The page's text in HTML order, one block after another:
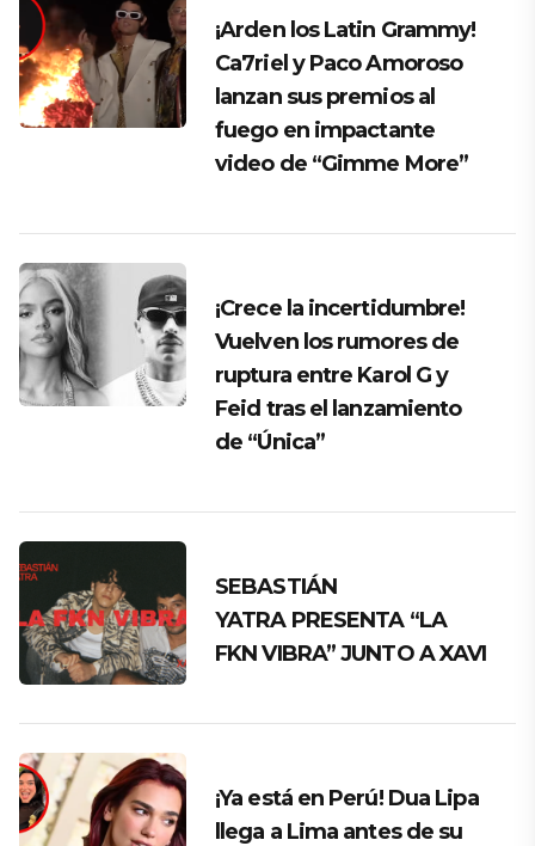
¡Arden los Latin Grammy!
Ca7riel y Paco Amoroso
lanzan sus premios al
fuego en impactante
video de “Gimme More”
¡Crece la incertidumbre!
Vuelven los rumores de
ruptura entre Karol G y
Feid tras el lanzamiento
de “Única”
SEBASTIÁN
YATRA PRESENTA “LA
FKN VIBRA” JUNTO A XAVI
¡Ya está en Perú! Dua Lipa
llega a Lima antes de su